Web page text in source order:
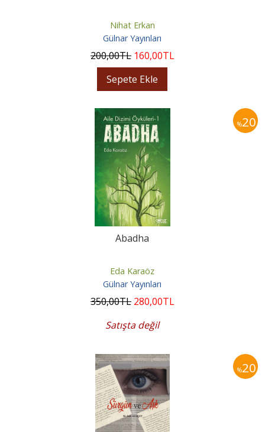
Nihat Erkan
Gülnar Yayınları
200,00TL 160,00TL
Sepete Ekle
%20
Abadha
Eda Karaöz
Gülnar Yayınları
350,00TL 280,00TL
Satışta değil
%20